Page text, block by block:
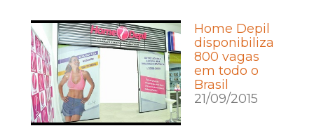
Home Depil
disponibiliza
800 vagas
em todo o
Brasil
21/09/2015